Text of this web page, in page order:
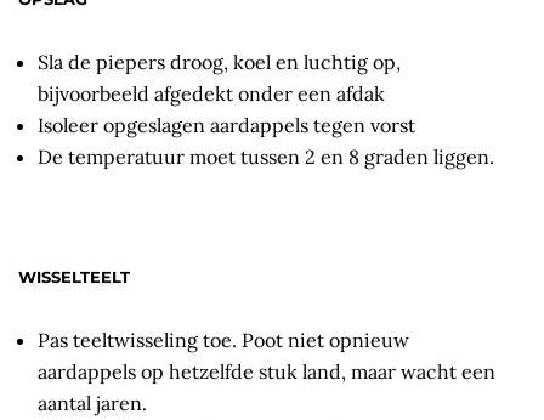
Sla de piepers droog, koel en luchtig op,
bijvoorbeeld afgedekt onder een afdak
Isoleer opgeslagen aardappels tegen vorst
De temperatuur moet tussen 2 en 8 graden liggen.
WISSELTEELT
Pas teeltwisseling toe. Poot niet opnieuw
aardappels op hetzelfde stuk land, maar wacht een
aantal jaren.